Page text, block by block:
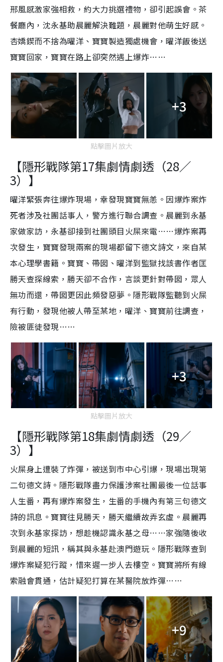
邢風感激家強相救，約大力挑選禮物，卻引起誤會。茶
餐廳內，沈永基助晨麗解決難題，晨麗對他萌生好感。
杏嬌鍥而不捨為曜洋、寶寶製造獨處機會，曜洋飯後送
寶寶回家，寶寶在路上卻突然遇上爆炸……
+3
點擊圖片放大
【隱形戰隊第17集劇情劇透（28／
3）】
曜洋緊張奔往爆炸現場，幸發現寶寶無恙。因爆炸案炸
死者涉及社團話事人，警方進行聯合調查。晨麗到永基
家做家訪，永基卻接到社團頭目火屎來電……爆炸案再
次發生，寶寶發現兩案的現場都留下德文詩文，來自某
本心理學書籍。寶寶、帶囡、曜洋到監獄找該書作者匡
勝天查探線索，勝天卻不合作，言談更針對帶囡，眾人
無功而還，帶囡更因此頻發惡夢。隱形戰隊監聽到火屎
有行動，發現他被人帶至某地，曜洋、寶寶前往調查，
險被匪徒發現……
+3
點擊圖片放大
【隱形戰隊第18集劇情劇透（29／
3）】
火屎身上遭裝了炸彈，被送到市中心引爆，現場出現第
二句德文詩。隱形戰隊盡力保護涉案社團最後一位話事
人生番，再有爆炸案發生，生番的手機內有第三句德文
詩的訊息。寶寶往見勝天，勝天繼續故弄玄虛。晨麗再
次到永基家探訪，想趁機認識永基之母……家強隨後收
到晨麗的短訊，稱其與永基赴澳門遊玩。隱形戰隊查到
爆炸案疑犯行蹤，惜來遲一步人去樓空。寶寶將所有線
索融會貫通，估計疑犯打算在某醫院放炸彈……
+9